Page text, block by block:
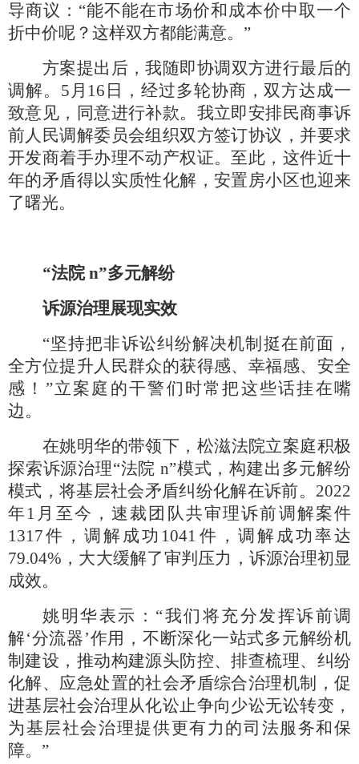
导商议： “能不能在市场价和成本价中取一个
折中价呢？这样双方都能满意。”
方案提出后，我随即协调双方进行最后的
调解。 5月16日，经过多轮协商，双方达成一
致意见，同意进行补款。我立即安排民商事诉
前人民调解委员会组织双方签订协议，并要求
开发商着手办理不动产权证。至此，这件近十
年的矛盾得以实质性化解，安置房小区也迎来
了曙光。
“法院 n”多元解纷
诉源治理展现实效
“坚持把非诉讼纠纷解决机制挺在前面，
全方位提升人民群众的获得感、幸福感、安全
感！”立案庭的干警们时常把这些话挂在嘴
边。
在姚明华的带领下，松滋法院立案庭积极
探索诉源治理“法院 n”模式，构建出多元解纷
模式，将基层社会矛盾纠纷化解在诉前。2022
年1月至今，速裁团队共审理诉前调解案件
1317件，调解成功1041件，调解成功率达
79.04%，大大缓解了审判压力，诉源治理初显
成效。
姚明华表示： “我们将充分发挥诉前调
解‘分流器’作用，不断深化一站式多元解纷机
制建设，推动构建源头防控、排查梳理、纠纷
化解、应急处置的社会矛盾综合治理机制，促
进基层社会治理从化讼止争向少讼无讼转变，
为基层社会治理提供更有力的司法服务和保
障。”